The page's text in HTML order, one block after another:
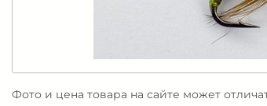
Фото и цена товара на сайте может